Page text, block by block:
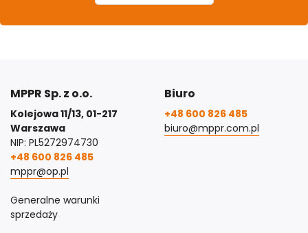
MPPR Sp. z o.o.
Kolejowa 11/13, 01-217
Warszawa
NIP: PL5272974730
+48 600 826 485
mppr@op.pl
Generalne warunki
sprzedaży
Biuro
+48 600 826 485
biuro@mppr.com.pl